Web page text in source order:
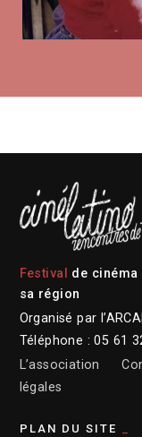
Festival de
sa région
Organisé par
Téléphone : 05 61
L’association
légales
PLAN DU SITE